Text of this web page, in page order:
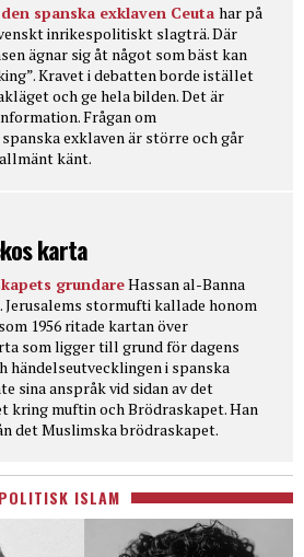
spanska exklaven Ceuta har på
inrikespolitiskt slagträ. Där
ägnar sig åt något som bäst kan
Kravet i debatten borde istället
och ge hela bilden. Det är
Frågan om
exklaven är större och går
känt.
karta
grundareHassan al-Banna
Jerusalems stormufti kallade honom
1956 ritade kartan över
som ligger till grund för dagens
händelseutvecklingen i spanska
sina anspråk vid sidan av det
kring muftin och Brödraskapet. Han
det Muslimska brödraskapet.
POLITISK ISLAM